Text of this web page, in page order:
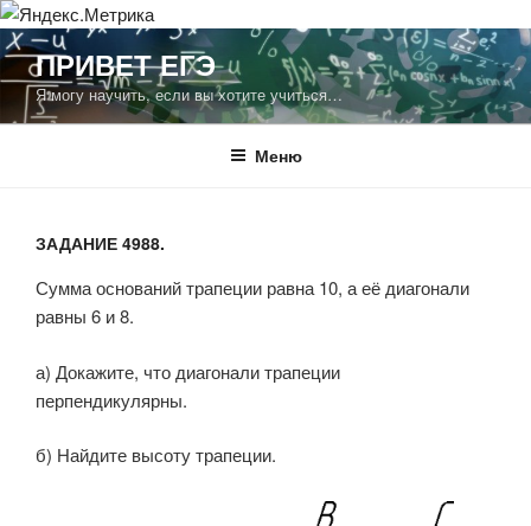
Перейти
содержимому
ПРИВЕТ ЕГЭ
Я могу научить, если вы хотите учиться…
Меню
ЗАДАНИЕ 4988.
Сумма оснований трапеции равна 10, а её диагонали
равны 6 и 8.
а) Докажите, что диагонали трапеции
перпендикулярны.
б) Найдите высоту трапеции.